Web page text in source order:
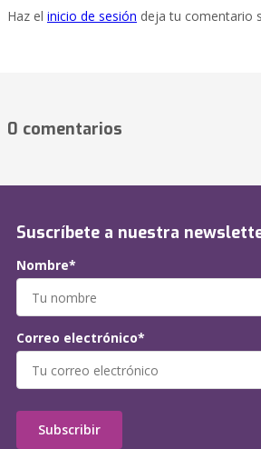
Haz el inicio de sesión deja tu comentario
0 comentarios
Suscríbete a nuestra
Nombre*
Correo electrónico*
Subscribir